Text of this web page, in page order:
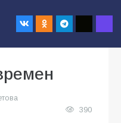
390